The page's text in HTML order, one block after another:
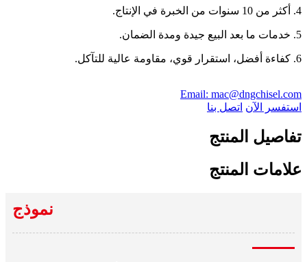
4. أكثر من 10 سنوات من الخبرة في الإنتاج.
5. خدمات ما بعد البيع جيدة ومدة الضمان.
6. كفاءة أفضل، استقرار قوي، مقاومة عالية للتآكل.
Email: mac@dngchisel.com
استفسر الآن اتصل بنا
تفاصيل المنتج
علامات المنتج
نموذج